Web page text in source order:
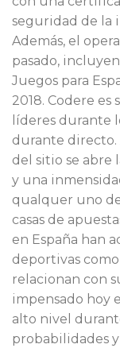
seguridad de la
Además, el
pasado,
Juegos para
2018. Codere
líderes durante
durante directo.
del sitio se abre
y una
qualquer uno
casas de
en España han
deportivas
relacionan con
impensado hoy
alto nivel
probabilidades y